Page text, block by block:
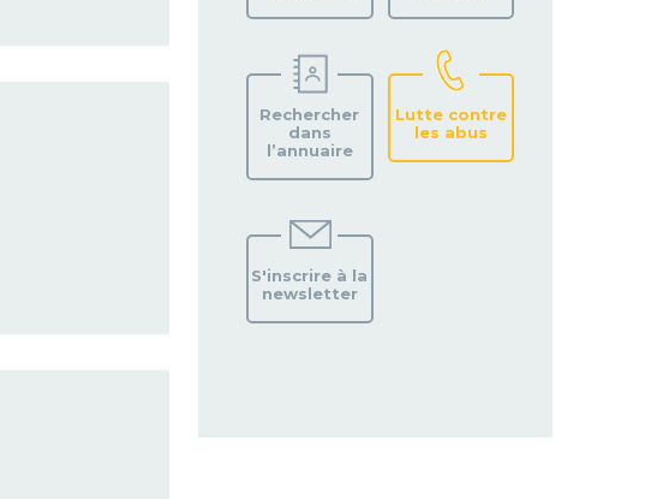
Rechercher
dans
l’annuaire
Lutte contre
les abus
S'inscrire à la
newsletter